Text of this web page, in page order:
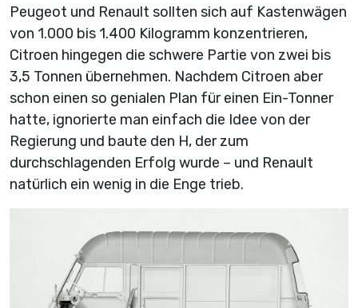
Peugeot und Renault sollten sich auf Kastenwägen
von 1.000 bis 1.400 Kilogramm konzentrieren,
Citroen hingegen die schwere Partie von zwei bis
3,5 Tonnen übernehmen. Nachdem Citroen aber
schon einen so genialen Plan für einen Ein-Tonner
hatte, ignorierte man einfach die Idee von der
Regierung und baute den H, der zum
durchschlagenden Erfolg wurde – und Renault
natürlich ein wenig in die Enge trieb.